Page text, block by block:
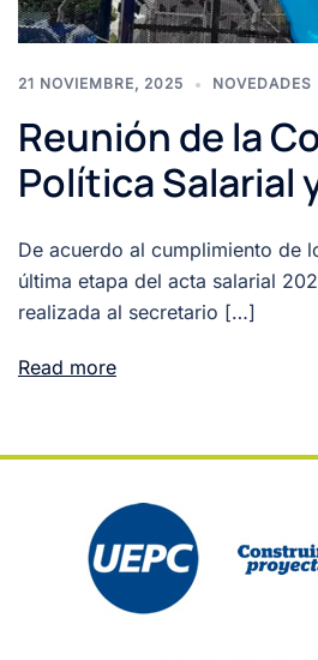
21 NOVIEMBRE, 2025 NOVEDADES
Reunión de la
Política Salarial
De acuerdo al cumplimiento de
última etapa del acta salarial
realizada al secretario […]
Read more